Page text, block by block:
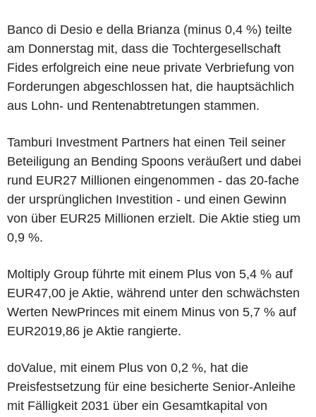
Banco di Desio e della Brianza (minus 0,4 %) teilte
am Donnerstag mit, dass die Tochtergesellschaft
Fides erfolgreich eine neue private Verbriefung von
Forderungen abgeschlossen hat, die hauptsächlich
aus Lohn- und Rentenabtretungen stammen.
Tamburi Investment Partners hat einen Teil seiner
Beteiligung an Bending Spoons veräußert und dabei
rund EUR27 Millionen eingenommen - das 20-fache
der ursprünglichen Investition - und einen Gewinn
von über EUR25 Millionen erzielt. Die Aktie stieg um
0,9 %.
Moltiply Group führte mit einem Plus von 5,4 % auf
EUR47,00 je Aktie, während unter den schwächsten
Werten NewPrinces mit einem Minus von 5,7 % auf
EUR2019,86 je Aktie rangierte.
doValue, mit einem Plus von 0,2 %, hat die
Preisfestsetzung für eine besicherte Senior-Anleihe
mit Fälligkeit 2031 über ein Gesamtkapital von